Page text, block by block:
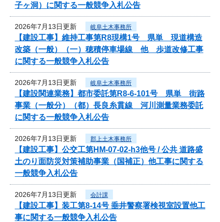
子ヶ洞）に関する一般競争入札公告
2026年7月13日更新 岐阜土木事務所
【建設工事】維持工事第R8現構1号 県単 現道構造
改築（一般）（一）穂積停車場線 他 歩道改修工事
に関する一般競争入札公告
2026年7月13日更新 岐阜土木事務所
【建設関連業務】都市委託第R8-6-101号 県単 街路
事業（一般分）（都）長良糸貫線 河川測量業務委託
に関する一般競争入札公告
2026年7月13日更新 郡上土木事務所
【建設工事】公交工第HM-07-02-h3他号 / 公共 道路盛
土のり面防災対策補助事業（国補正）他工事に関する
一般競争入札公告
2026年7月13日更新 会計課
【建設工事】装工第8-14号 垂井警察署検視室設置他工
事に関する一般競争入札公告